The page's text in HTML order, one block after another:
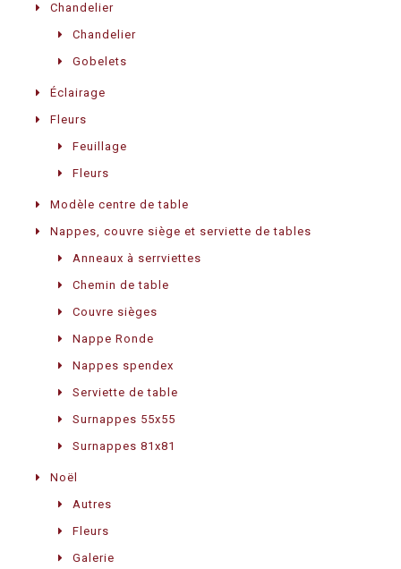
Chandelier
Chandelier
Gobelets
Éclairage
Fleurs
Feuillage
Fleurs
Modèle centre de table
Nappes, couvre siège et serviette de tables
Anneaux à serrviettes
Chemin de table
Couvre sièges
Nappe Ronde
Nappes spendex
Serviette de table
Surnappes 55x55
Surnappes 81x81
Noël
Autres
Fleurs
Galerie